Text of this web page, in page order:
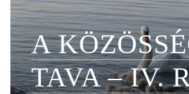
A
TAVA – IV.